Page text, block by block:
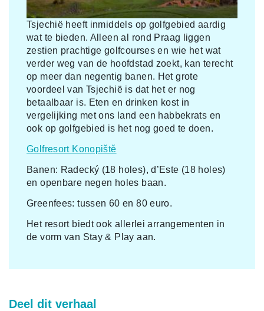
Tsjechië heeft inmiddels op golfgebied aardig
wat te bieden. Alleen al rond Praag liggen
zestien prachtige golfcourses en wie het wat
verder weg van de hoofdstad zoekt, kan terecht
op meer dan negentig banen. Het grote
voordeel van Tsjechië is dat het er nog
betaalbaar is. Eten en drinken kost in
vergelijking met ons land een habbekrats en
ook op golfgebied is het nog goed te doen.
Golfresort Konopiště
Banen: Radecký (18 holes), d’Este (18 holes)
en openbare negen holes baan.
Greenfees: tussen 60 en 80 euro.
Het resort biedt ook allerlei arrangementen in
de vorm van Stay & Play aan.
Deel dit verhaal